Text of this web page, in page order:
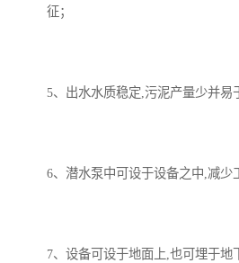
征；
5、出水水质稳定,污泥产量少并易
6、潜水泵中可设于设备之中,减少
7、设备可设于地面上,也可埋于地